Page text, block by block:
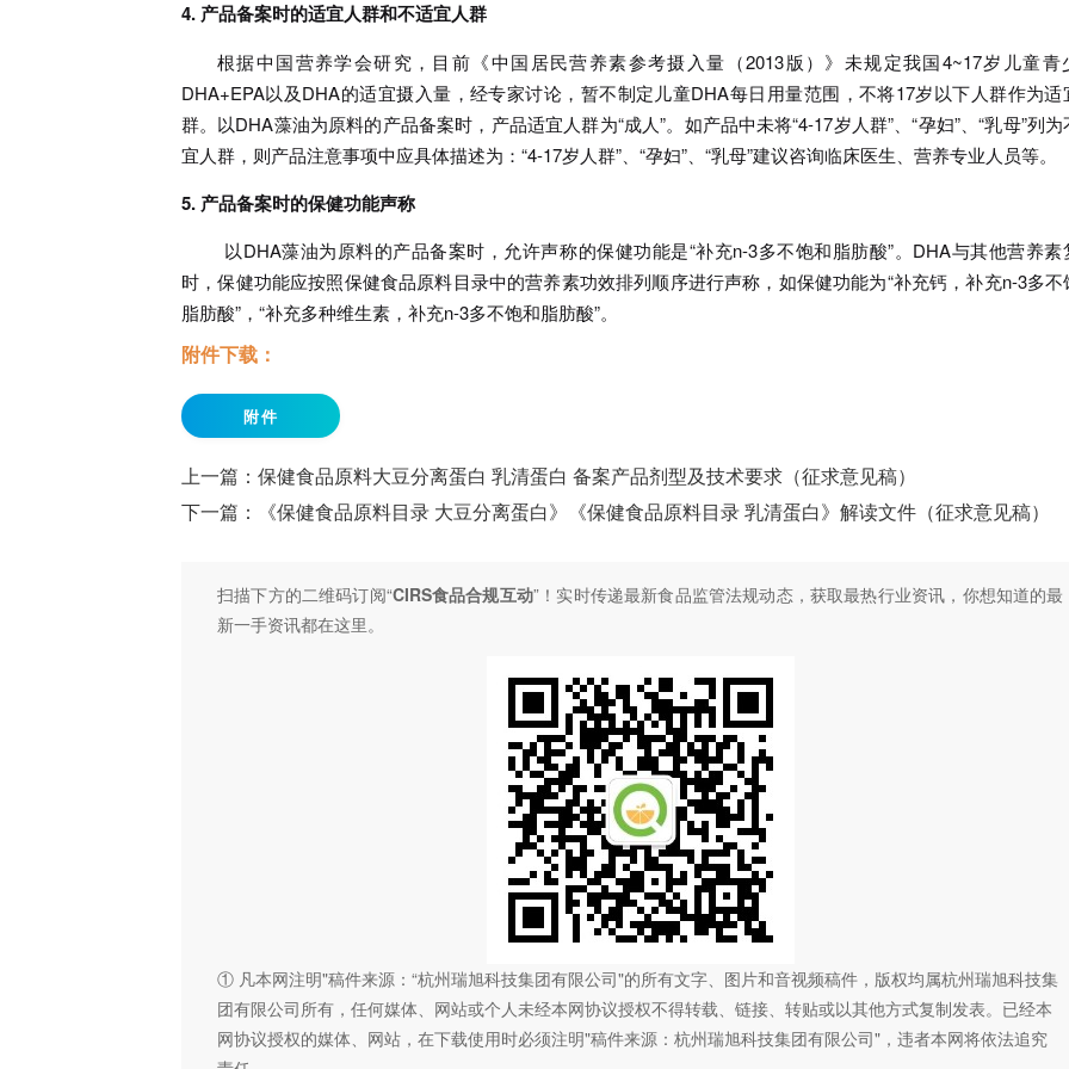
4. 产品备案时的适宜人群和不适宜人群
根据中国营养学会研究，目前《中国居民营养素参考摄入量（2013版）》未规定我国4~17岁儿童青
DHA+EPA以及DHA的适宜摄入量，经专家讨论，暂不制定儿童DHA每日用量范围，不将17岁以下人群作为适
群。以DHA藻油为原料的产品备案时，产品适宜人群为“成人”。如产品中未将“4-17岁人群”、“孕妇”、“乳母”列为
宜人群，则产品注意事项中应具体描述为：“4-17岁人群”、“孕妇”、“乳母”建议咨询临床医生、营养专业人员等。
5. 产品备案时的保健功能声称
以DHA藻油为原料的产品备案时，允许声称的保健功能是“补充n-3多不饱和脂肪酸”。DHA与其他营养素
时，保健功能应按照保健食品原料目录中的营养素功效排列顺序进行声称，如保健功能为“补充钙，补充n-3多不
脂肪酸”，“补充多种维生素，补充n-3多不饱和脂肪酸”。
附件下载：
附件
上一篇： 保健食品原料大豆分离蛋白 乳清蛋白 备案产品剂型及技术要求（征求意见稿）
下一篇：
《保健食品原料目录 大豆分离蛋白》《保健食品原料目录 乳清蛋白》解读文件（征求意见稿）
扫描下方的二维码订阅“CIRS食品合规互动”！ 实时传递最新食品监管法规动态，获取最热行业资讯， 你想知道的最
新一手资讯都在这里。
① 凡本网注明"稿件来源：“杭州瑞旭科技集团有限公司"的所有文字、图片和音视频稿件，版权均属杭州瑞旭科技集
团有限公司所有，任何媒体、网站或个人未经本网协议授权不得转载、链接、转贴或以其他方式复制发表。已经本
网协议授权的媒体、网站，在下载使用时必须注明"稿件来源：杭州瑞旭科技集团有限公司"，违者本网将依法追究